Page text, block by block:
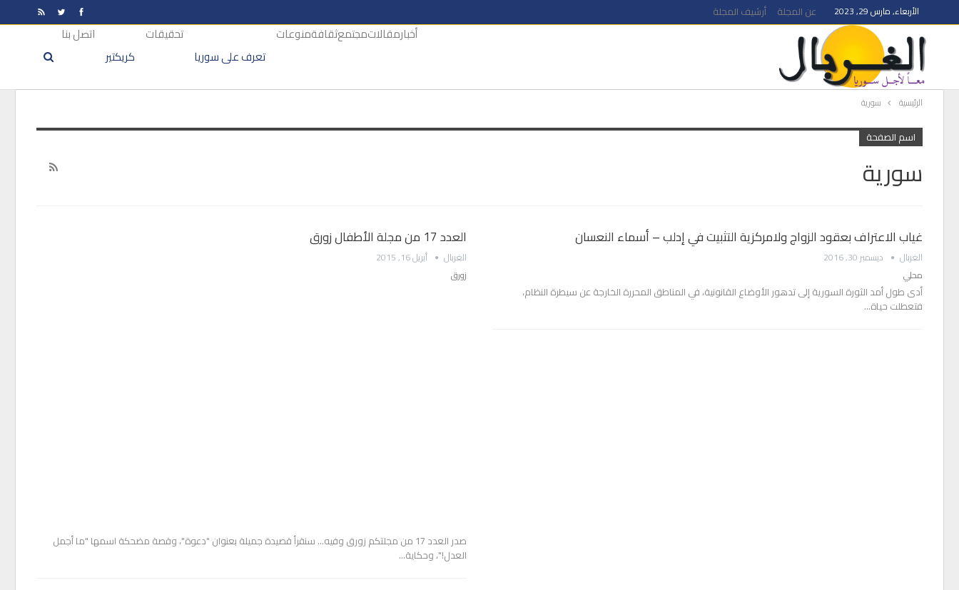
الأربعاء, مارس 29, 2023 عن المجلة أرشيف المجلة
أخبارمقالاتمجتمعثقافةمنوعات
تعرف على سوريا
تحقيقات
كريكتير
اتصل بنا
الرئيسية سورية
اسم الصفحة
سورية
غياب الاعتراف بعقود الزواج ولامركزية التثبيت في إدلب – أسماء النعسان
الغربال
ديسمبر 30, 2016
محلي
أدى طول أمد الثورة السورية إلى تدهور الأوضاع القانونية، في المناطق المحررة الخارجة عن سيطرة النظام،
فتعطلت حياة…
العدد 17 من مجلة الأطفال زورق
الغربال
أبريل 16, 2015
زورق
صدر العدد 17 من مجلتكم زورق وفيه... سنقرأ قصيدة جميلة بعنوان "دعوة"، وقصة مضحكة اسمها "ما أجمل
العدل!"، وحكاية…